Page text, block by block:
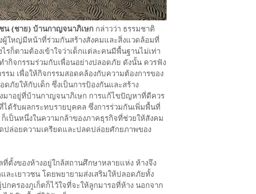
น (ชาย) บ้านกาญจนาภิเษก กล่าวว่า ธรรมชาติ
ผู้ใหญ่มีหน้าที่ร่วมกันสร้างสังคมและสิ่งแวดล้อมที่
รก็ตามต้องเข้าใจว่าเด็กแต่ละคนมีพื้นฐานไม่เท่า
กิจกรรมร่วมกับเพื่อนอย่างปลอดภัย ดังนั้น ควรฟัง
รม เพื่อให้กิจกรรมสอดคล้องกับความต้องการของ
ภัยให้กับเด็ก ซึ่งเป็นการป้องกันและสร้าง
าอยู่ที่บ้านกาญจนาภิเษก การแก้ไขปัญหาที่ดีควร
ด้รับผลกระทบรายบุคคล ซึ่งการร่วมกันเพิ่มพื้นที่
เป็นหนึ่งในความกล้าของภาคธุรกิจที่ช่วยให้สังคม
ปล่อยความเครียดและปลดปล่อยศักยภาพของ
ที่ตั้งของห้างอยู่ใกล้สถานศึกษาหลายแห่ง ห้างจึง
ะเยาวชน โดยพยายามส่งเสริมให้ปลอดภัยทั้ง
ปกครองภูเก็ตก็ไว้ใจที่จะให้ลูกมารอที่ห้าง นอกจาก